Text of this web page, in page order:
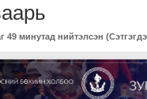
49 минутад нийтэлсэн (